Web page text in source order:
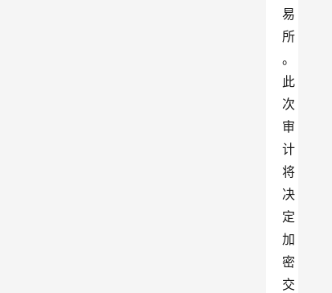
易
所
。
此
次
审
计
将
决
定
加
密
交